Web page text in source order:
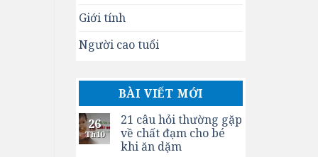
Giới tính
Người cao tuổi
BÀI VIẾT MỚI
26
Th10
21 câu hỏi thường gặp
về chất đạm cho bé
khi ăn dặm